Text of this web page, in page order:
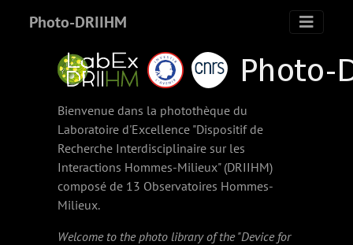
Photo-DRIIHM
Bienvenue dans la photothèque du
Laboratoire d'Excellence "Dispositif de
Recherche Interdisciplinaire sur les
Interactions Hommes-Milieux" (DRIIHM)
composé de 13 Observatoires Hommes-
Milieux.
Welcome to the photo library of the "Device for